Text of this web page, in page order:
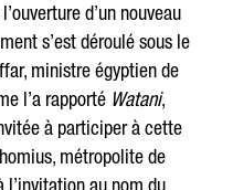
d’un nouveau
s’est déroulé sous le
ministre égyptien de
l’a rapporté Watani,
à participer à cette
métropolite de
l’invitation au nom du